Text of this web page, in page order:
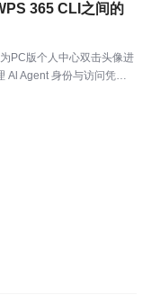
365 CLI之间的
PC版个人中心双击头像进
Agent 身份与访问凭证」
企业微信、WPS 几乎同时